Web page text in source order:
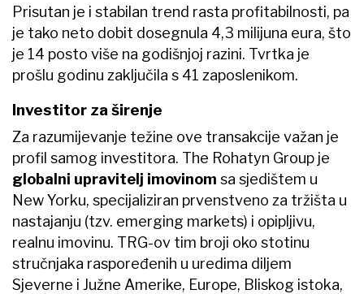
Prisutan je i stabilan trend rasta profitabilnosti, pa
je tako neto dobit dosegnula 4,3 milijuna eura, što
je 14 posto više na godišnjoj razini. Tvrtka je
prošlu godinu zaključila s 41 zaposlenikom.
Investitor za širenje
Za razumijevanje težine ove transakcije važan je
profil samog investitora. The Rohatyn Group je
globalni upravitelj imovinom sa sjedištem u
New Yorku, specijaliziran prvenstveno za tržišta u
nastajanju (tzv. emerging markets) i opipljivu,
realnu imovinu. TRG-ov tim broji oko stotinu
stručnjaka raspoređenih u uredima diljem
Sjeverne i Južne Amerike, Europe, Bliskog istoka,